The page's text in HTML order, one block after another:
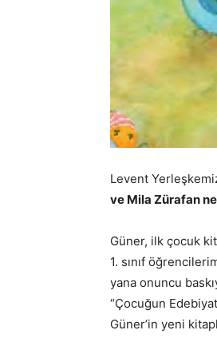
Levent
ve Mila Zürafan ne
Güner, ilk çocuk
1. sınıf
yana onuncu
“Çocuğun
Güner’in yeni